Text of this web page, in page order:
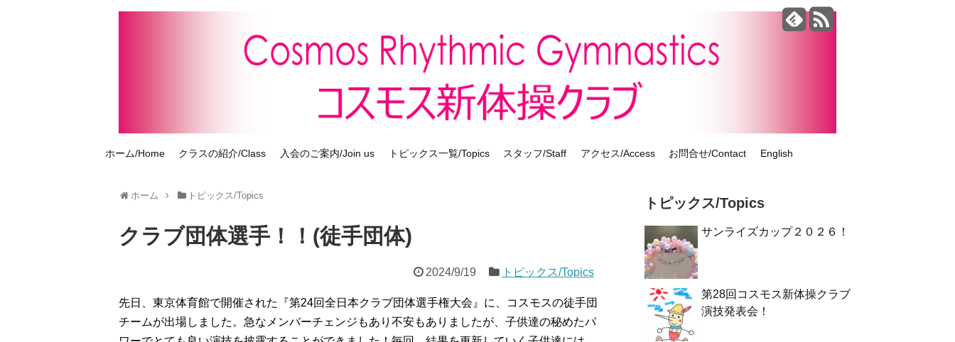
ホーム/Home クラスの紹介/Class 入会のご案内/Join us トピックス一覧/Topics スタッフ/Staff アクセス/Access お問合せ/Contact English
ホーム トピックス/Topics
クラブ団体選手！！(徒手団体)
2024/9/19 トピックス/Topics
先日、東京体育館で開催された『第24回全日本クラブ団体選手権大会』に、コスモスの徒手団
チームが出場しました。急なメンバーチェンジもあり不安もありましたが、子供達の秘めたパ
トピックス/Topics
サンライズカップ２０２６！
第28回コスモス新体操クラブ
演技発表会！